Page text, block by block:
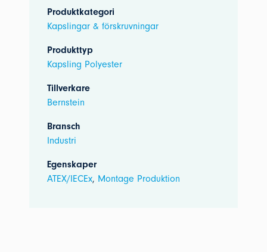
Produktkategori
Kapslingar & förskruvningar
Produkttyp
Kapsling Polyester
Tillverkare
Bernstein
Bransch
Industri
Egenskaper
ATEX/IECEx, Montage Produktion